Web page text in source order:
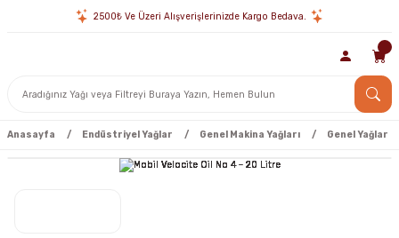
2500₺ Ve Üzeri Alışverişlerinizde Kargo Bedava.
Anasayfa Endüstriyel Yağlar Genel Makina Yağları Genel Yağlar